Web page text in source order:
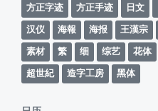
方正字迹
方正手迹 日文
汉仪
海報 海报 王漢宗
素材
繁 细 综艺 花体
超世紀
造字工房 黑体